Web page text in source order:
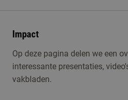
Impact
Op deze pagina delen we een
interessante presentaties,
vakbladen.